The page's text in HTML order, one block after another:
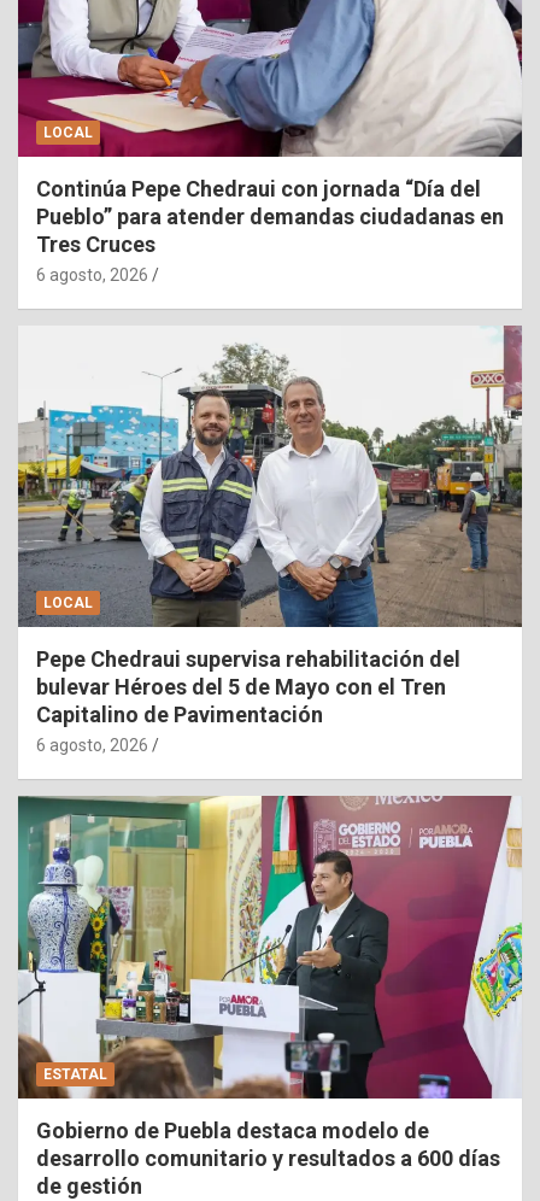
LOCAL
Continúa Pepe Chedraui con jornada “Día del
Pueblo” para atender demandas ciudadanas en
Tres Cruces
6 agosto, 2026
LOCAL
Pepe Chedraui supervisa rehabilitación del
bulevar Héroes del 5 de Mayo con el Tren
Capitalino de Pavimentación
6 agosto, 2026
ESTATAL
Gobierno de Puebla destaca modelo de
desarrollo comunitario y resultados a 600 días
de gestión